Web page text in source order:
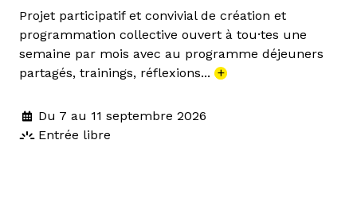
Projet participatif et convivial de création et
programmation collective ouvert à tou·tes une
semaine par mois avec au programme déjeuners
partagés, trainings, réflexions... +
Du 7 au 11 septembre 2026
Entrée libre